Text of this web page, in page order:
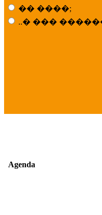
�� ����;
..� ���
Agenda